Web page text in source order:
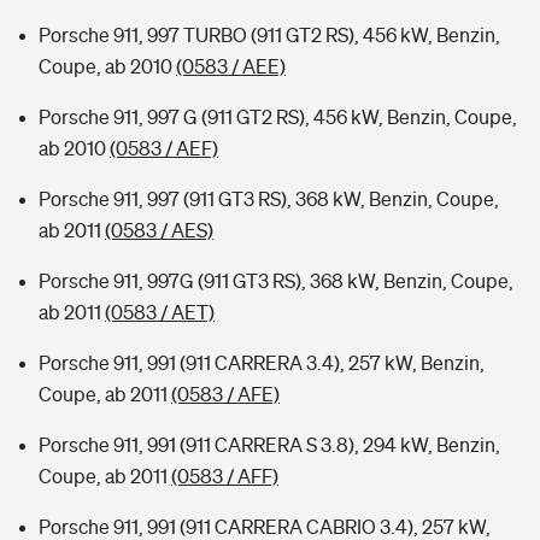
Porsche 911, 997 TURBO (911 GT2 RS), 456 kW, Benzin,
Coupe, ab 2010(0583 / AEE)
Porsche 911, 997 G (911 GT2 RS), 456 kW, Benzin, Coupe,
ab 2010(0583 / AEF)
Porsche 911, 997 (911 GT3 RS), 368 kW, Benzin, Coupe,
ab 2011 (0583 / AES)
Porsche 911, 997G (911 GT3 RS), 368 kW, Benzin, Coupe,
ab 2011 (0583 / AET)
Porsche 911, 991 (911 CARRERA 3.4), 257 kW, Benzin,
Coupe, ab 2011 (0583 / AFE)
Porsche 911, 991 (911 CARRERA S 3.8), 294 kW, Benzin,
Coupe, ab 2011 (0583 / AFF)
Porsche 911, 991 (911 CARRERA CABRIO 3.4), 257 kW,